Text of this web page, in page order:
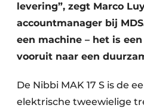
levering”, zegt Marco
accountmanager bij
een machine – het is
vooruit naar een
De Nibbi MAK 17 S is de
elektrische tweewielige